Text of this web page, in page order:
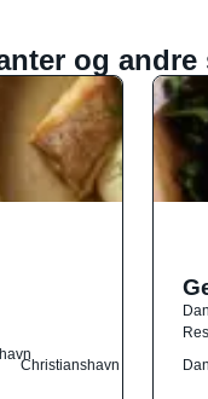
og andre
Christianshavn